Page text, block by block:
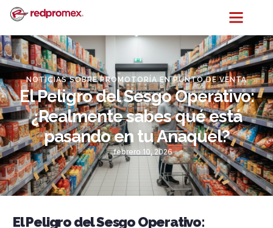
NOTICIAS SOBRE PROMOTORÍA EN PUNTO DE VENTA
El Peligro del Sesgo Operativo:
¿Realmente sabes qué está
pasando en tu Anaquel?
febrero 10, 2026
El Peligro del Sesgo Operativo: